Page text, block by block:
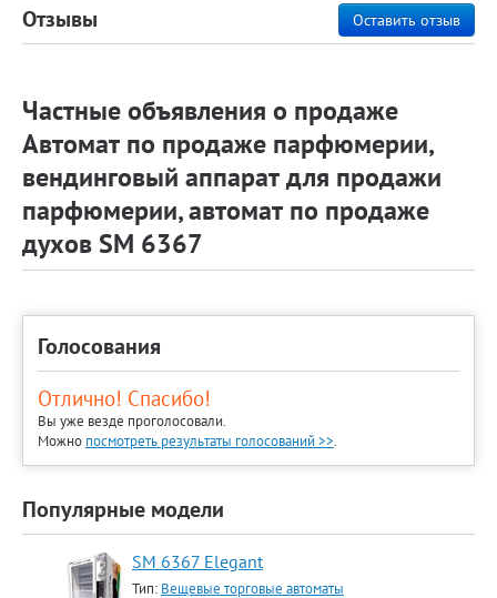
Оставить отзыв
Отзывы
Частные объявления о продаже
Автомат по продаже парфюмерии,
вендинговый аппарат для продажи
парфюмерии, автомат по продаже
духов SM 6367
Голосования
Отлично! Спасибо!
Вы уже везде проголосовали.
Можно посмотреть результаты голосований >>.
Популярные модели
SM 6367 Elegant
Тип: Вещевые торговые автоматы